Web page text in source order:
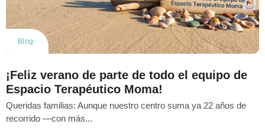
Blog
¡Feliz verano de parte de todo el equipo de
Espacio Terapéutico Moma!
Queridas familias: Aunque nuestro centro suma ya 22 años de
recorrido —con más...